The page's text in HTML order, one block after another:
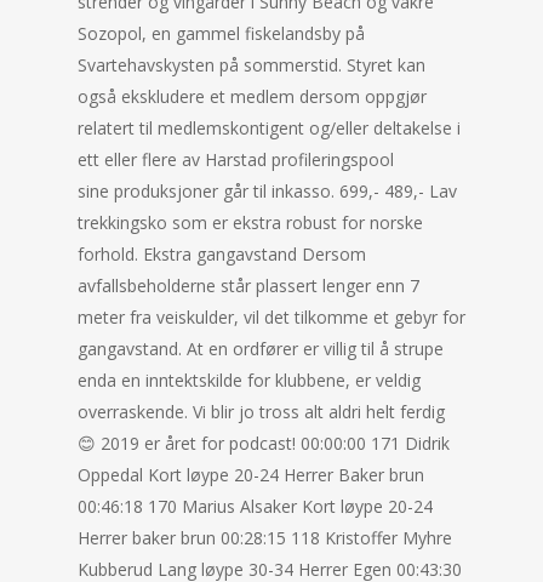
Sozopol, en gammel fiskelandsby på
Svartehavskysten på sommerstid. Styret kan
også ekskludere et medlem dersom oppgjør
relatert til medlemskontigent og/eller deltakelse i
ett eller flere av Harstad profileringspool
sine produksjoner går til inkasso. 699,- 489,- Lav
trekkingsko som er ekstra robust for norske
forhold. Ekstra gangavstand Dersom
avfallsbeholderne står plassert lenger enn 7
meter fra veiskulder, vil det tilkomme et gebyr for
gangavstand. At en ordfører er villig til å strupe
enda en inntektskilde for klubbene, er veldig
overraskende. Vi blir jo tross alt aldri helt ferdig
😊 2019 er året for podcast! 00:00:00 171 Didrik
Oppedal Kort løype 20-24 Herrer Baker brun
00:46:18 170 Marius Alsaker Kort løype 20-24
Herrer baker brun 00:28:15 118 Kristoffer Myhre
Kubberud Lang løype 30-34 Herrer Egen 00:43:30